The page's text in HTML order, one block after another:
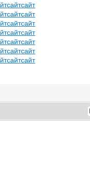
сайтсайт
сайтсайт
сайтсайт
сайтсайт
сайтсайт
сайтсайт
сайтсайт